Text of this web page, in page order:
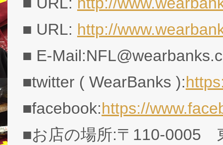
■ URL: http://
■ E-
■twitter ( WearBanks ):
■facebook:https://
■お店の場所:〒110-0005